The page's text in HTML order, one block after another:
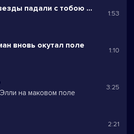
Знаешь звезды падали с тобою рядом
1:53
вновь окутал поле
1:10
на маковом поле
3:25
2:21